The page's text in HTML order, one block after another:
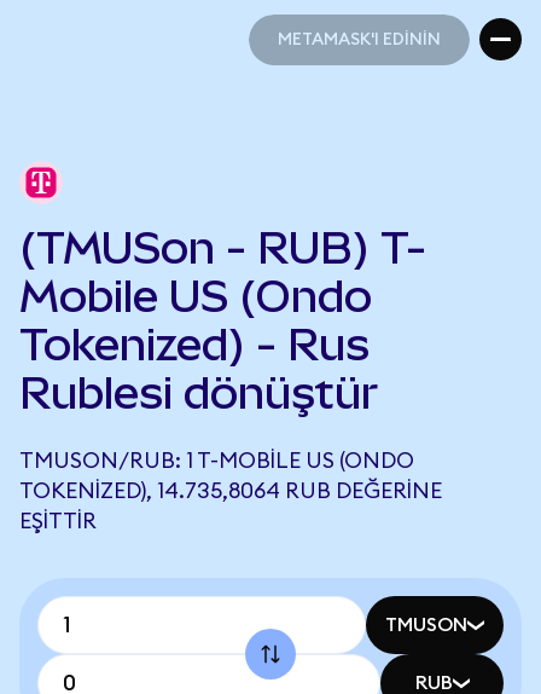
METAMASK'I EDİNİN
(TMUSon - RUB) T-
Mobile US (Ondo
Tokenized) - Rus
Rublesi dönüştür
TMUSON/RUB: 1 T-MOBILE US (ONDO
TOKENIZED), 14.735,8064 RUB DEĞERINE
EŞITTIR
TMUSON
RUB